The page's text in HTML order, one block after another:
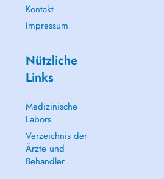
Kontakt
Impressum
Nützliche
Links
Medizinische
Labors
Verzeichnis der
Ärzte und
Behandler